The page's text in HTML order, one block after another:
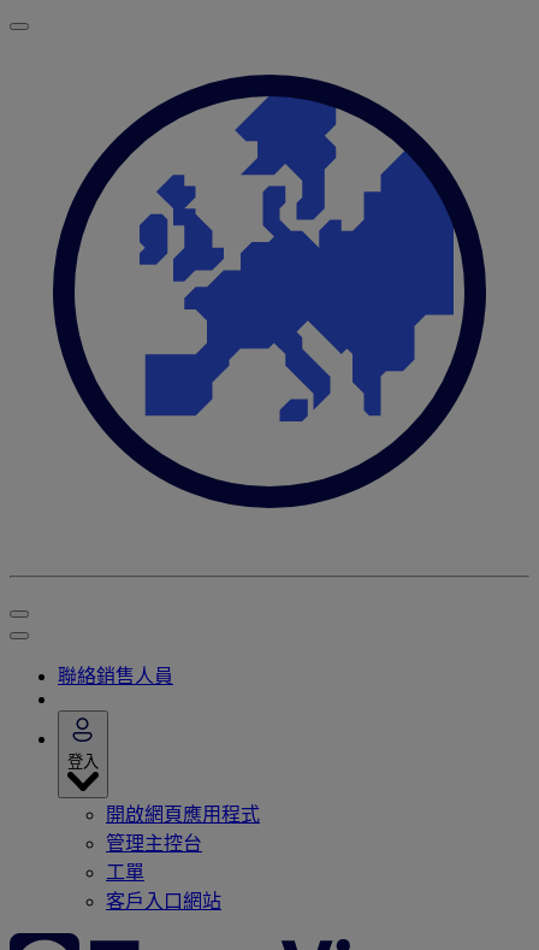
聯絡銷售人員
登入
開啟網頁應用程式
管理主控台
工單
客戶入口網站